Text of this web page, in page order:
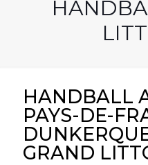
HANDBALL
PAYS-DE-
GRAND